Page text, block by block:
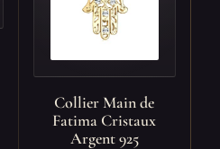
Collier Main de
Fatima Cristaux
Argent 925